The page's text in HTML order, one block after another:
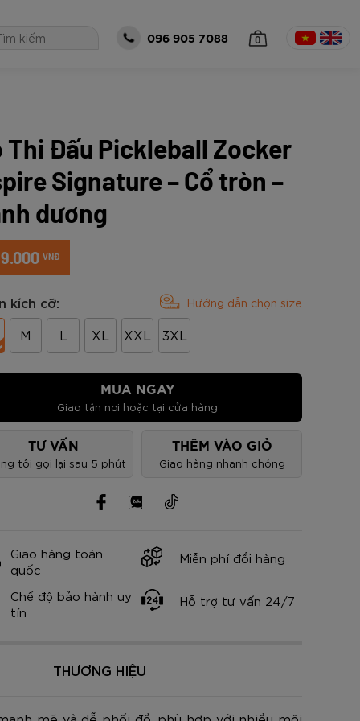
2 Cam
Power -
Gen 2 Half
EN205
096 905 7088 0
MUA HÀNG
Thi Đấu Pickleball Zocker
Signature – Cổ tròn –
dương
VNĐ
kích cỡ: Hướng dẫn chọn size
M L XL XXL 3XL
MUA NGAY
Giao tận nơi hoặc tại cửa hàng
TƯ VẤN
tôi gọi lại sau 5 phút
THÊM VÀO GIỎ
Giao hàng nhanh chóng
Giao hàng toàn
quốc
Miễn phí đổi hàng
Chế độ bảo hành uy
tín
Hỗ trợ tư vấn 24/7
THƯƠNG HIỆU